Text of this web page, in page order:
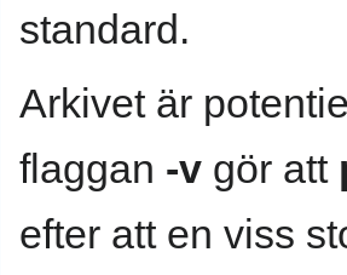
standard.
Arkivet är
flaggan -v gör att
efter att en viss